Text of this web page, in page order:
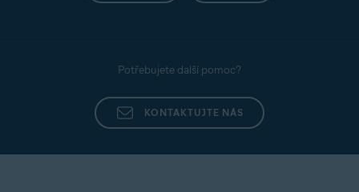
Potřebujete další pomoc?
KONTAKTUJTE NÁS